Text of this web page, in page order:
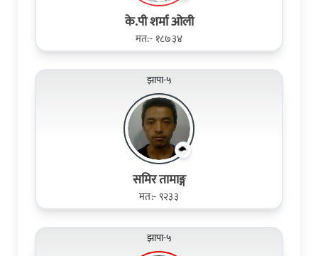
के.पी शर्मा ओली
मत:- १८७३४
झापा-५
समिर तामाङ्ग
मत:- ९२३३
झापा-५